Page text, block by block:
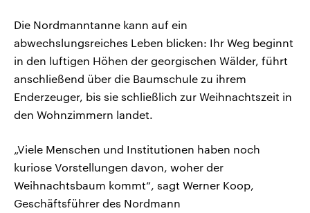
Die Nordmanntanne kann auf ein
abwechslungsreiches Leben blicken: Ihr Weg beginnt
in den luftigen Höhen der georgischen Wälder, führt
anschließend über die Baumschule zu ihrem
Enderzeuger, bis sie schließlich zur Weihnachtszeit in
den Wohnzimmern landet.
„Viele Menschen und Institutionen haben noch
kuriose Vorstellungen davon, woher der
Weihnachtsbaum kommt“, sagt Werner Koop,
Geschäftsführer des Nordmann